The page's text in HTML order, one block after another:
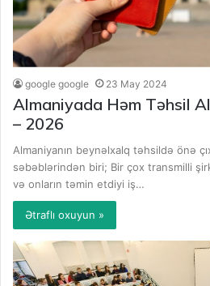
google google 23 May 2024
Almaniyada Həm Təhsil
– 2026
Almaniyanın beynəlxalq təhsildə önə
səbəblərindən biri; Bir çox transmilli
və onların təmin etdiyi iş…
Ətraflı oxuyun »